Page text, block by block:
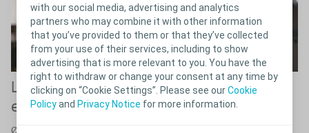
with our social media, advertising and analytics
partners who may combine it with other information
that you’ve provided to them or that they’ve collected
from your use of their services, including to show
advertising that is more relevant to you. You have the
right to withdraw or change your consent at any time by
clicking on “Cookie Settings”. Please see ourCookie
Policyand Privacy Notice for more information.
Lærer fremdeles av andre, 50 år etter
egen skade
Øystein Nesse husker åpningen av Sotrabrua av andre grunner enn